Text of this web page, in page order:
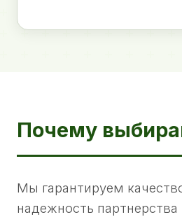
Почему
Мы гарантируем
надежность партнерства